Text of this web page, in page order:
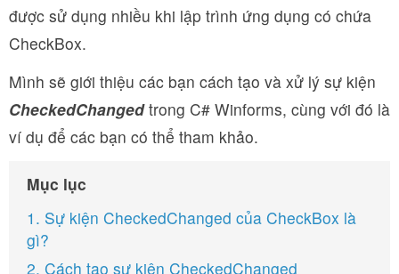
được sử dụng nhiều khi lập trình ứng dụng có chứa
CheckBox.
Mình sẽ giới thiệu các bạn cách tạo và xử lý sự kiện
CheckedChangedtrong C# Winforms, cùng với đó là
ví dụ để các bạn có thể tham khảo.
Mục lục
1. Sự kiện CheckedChanged của CheckBox là
gì?
2. Cách tạo sự kiện CheckedChanged